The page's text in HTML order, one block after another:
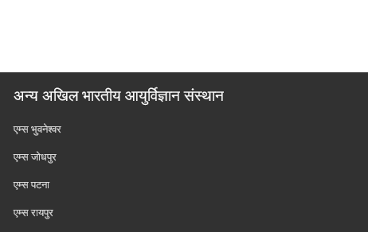
अन्य अखिल भारतीय आयुर्विज्ञान संस्थान
एम्‍स भुवनेश्वर
एम्‍स जोधपुर
एम्‍स पटना
एम्‍स रायपुर